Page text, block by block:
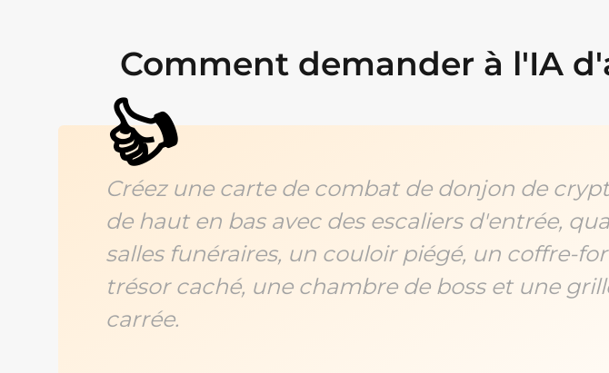
Comment demander à l'IA
Créez une carte de combat de donjon de
de haut en bas avec des escaliers d'entrée,
salles funéraires, un couloir piégé, un coffre-
trésor caché, une chambre de boss et une
carrée.
👍